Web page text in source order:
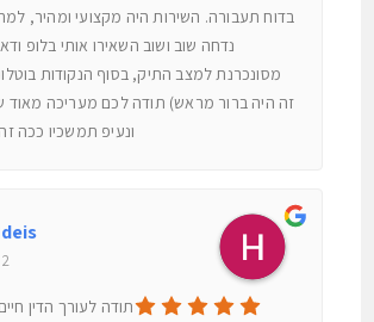
בדוח תעבורה. השירות היה מקצועי ומהיר,
נדחה שוב ושוב השאירו אותי בלופ
מסונכרנת למצב התיק, בסוף הנקודות
זה היה ברור מראש) תודה לכם מעריכה מאוד
ונעיפ תמשכיו ככה
2 months ago
תודה לעורך הדין